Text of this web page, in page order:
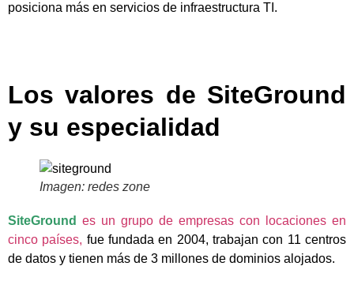
posiciona más en servicios de infraestructura TI.
Los valores de SiteGround
y su especialidad
Imagen: redes zone
SiteGround es un grupo de empresas con locaciones en
cinco países, fue fundada en 2004, trabajan con 11 centros
de datos y tienen más de 3 millones de dominios alojados.